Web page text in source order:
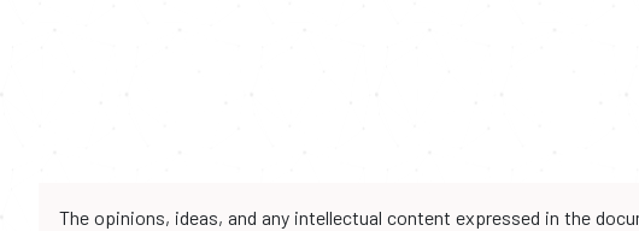
The opinions, ideas, and any intellectual content expressed in the